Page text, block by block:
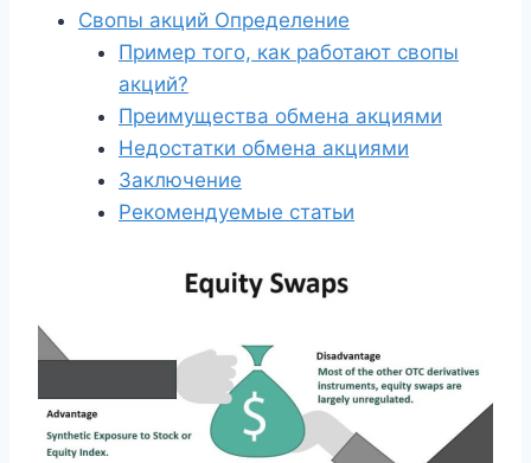
Свопы акций Определение
Пример того, как работают свопы
акций?
Преимущества обмена акциями
Недостатки обмена акциями
Заключение
Рекомендуемые статьи